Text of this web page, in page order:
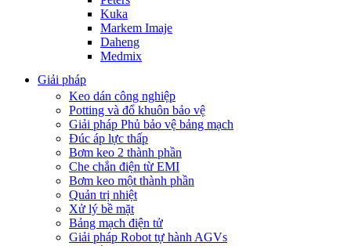
Kuka
Markem Imaje
Daheng
Medmix
Giải pháp
Keo dán công nghiệp
Potting và đổ khuôn bảo vệ
Giải pháp Phủ bảo vệ bảng mạch
Đúc áp lực thấp
Bơm keo 2 thành phần
Che chắn điện từ EMI
Bơm keo một thành phần
Quản trị nhiệt
Xử lý bề mặt
Bảng mạch điện tử
Giải pháp Robot tự hành AGVs